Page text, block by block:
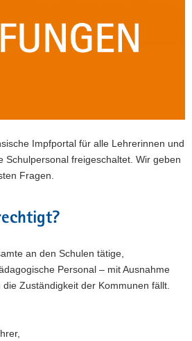
Impfportal für alle Lehrerinnen und
Schulpersonal freigeschaltet. Wir geben
Fragen.
an den Schulen tätige,
Personal – mit Ausnahme
Zuständigkeit der Kommunen fällt.